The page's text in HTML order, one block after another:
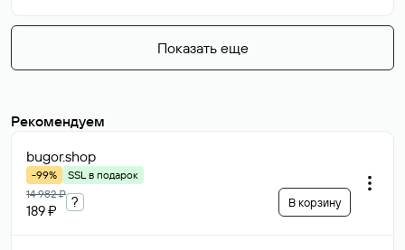
Показать еще
Рекомендуем
bugor.shop
-99%
SSL в подарок
14 982 ₽
189 ₽
? В корзину